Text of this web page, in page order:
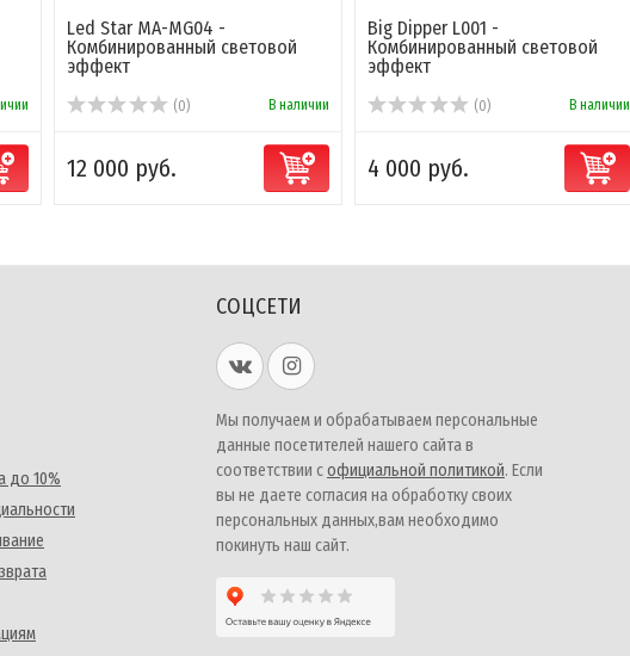
Led Star MA-MG04 -
Комбинированный световой
эффект
(0) В наличии
12 000 руб.
Big Dipper L001 -
Комбинированный световой
эффект
(0) В наличии
4 000 руб.
до 10%
СОЦСЕТИ
Мы получаем и обрабатываем персональные
данные посетителей нашего сайта в
соответствии софициальной политикой. Если
вы не даете согласия на обработку своих
персональных данных,вам необходимо
покинуть наш сайт.